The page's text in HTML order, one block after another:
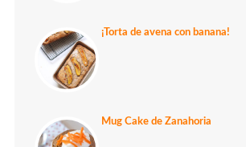
¡Torta de avena con banana!
Mug Cake de Zanahoria